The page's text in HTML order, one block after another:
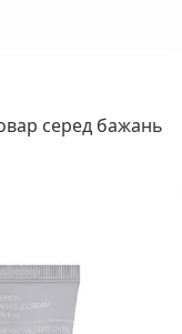
серед бажань